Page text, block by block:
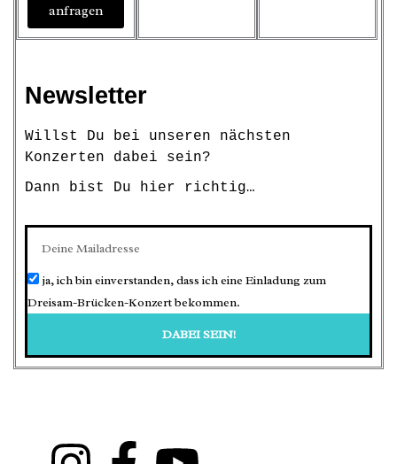
anfragen
Newsletter
Willst Du bei unseren nächsten
Konzerten dabei sein?
Dann bist Du hier richtig…
ja, ich bin einverstanden, dass ich eine Einladung zum
Dreisam-Brücken-Konzert bekommen.
DABEI SEIN!